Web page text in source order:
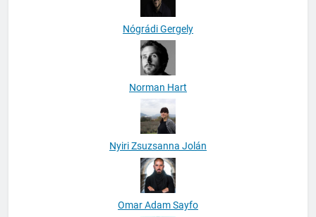
Nógrádi Gergely
Norman Hart
Nyiri Zsuzsanna Jolán
Omar Adam Sayfo